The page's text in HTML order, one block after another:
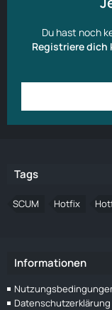
Du hast noch
Registriere dich
Tags
SCUM Hotfix
Informationen
Datenschutzerklärung